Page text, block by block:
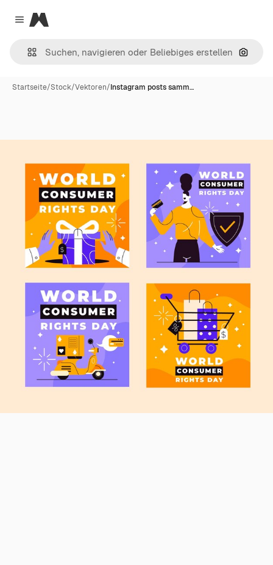
Close menu
Magnific
Nach
Startseite/Stock/Vektoren/Instagram posts samm…